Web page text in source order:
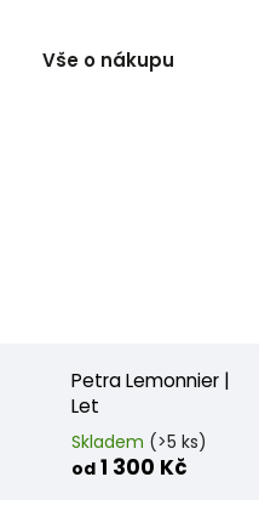
Vše o nákupu
Petra Lemonnier |
Let
Skladem (>5 ks)
od 1 300 Kč